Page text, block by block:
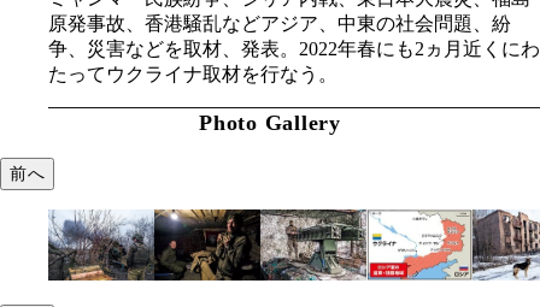
原発事故、香港騒乱などアジア、中東の社会問題、紛
争、災害などを取材、発表。2022年春にも2ヵ月近くにわ
たってウクライナ取材を行なう。
Photo Gallery
前へ